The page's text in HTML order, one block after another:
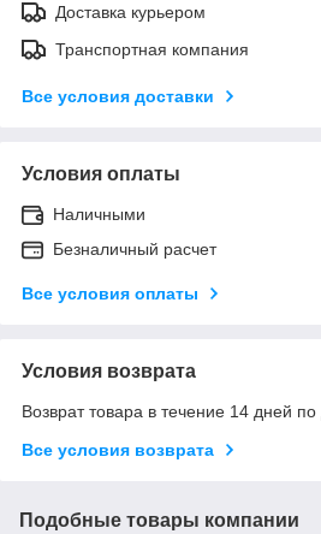
Доставка курьером
Транспортная компания
Все условия доставки
Условия оплаты
Наличными
Безналичный расчет
Все условия оплаты
Условия возврата
Возврат товара в течение 14 дней по
Все условия возврата
Подобные товары компании